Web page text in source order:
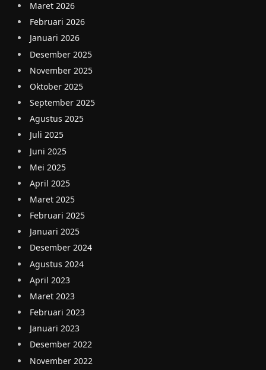
Maret 2026
Februari 2026
Januari 2026
Desember 2025
November 2025
Oktober 2025
September 2025
Agustus 2025
Juli 2025
Juni 2025
Mei 2025
April 2025
Maret 2025
Februari 2025
Januari 2025
Desember 2024
Agustus 2024
April 2023
Maret 2023
Februari 2023
Januari 2023
Desember 2022
November 2022